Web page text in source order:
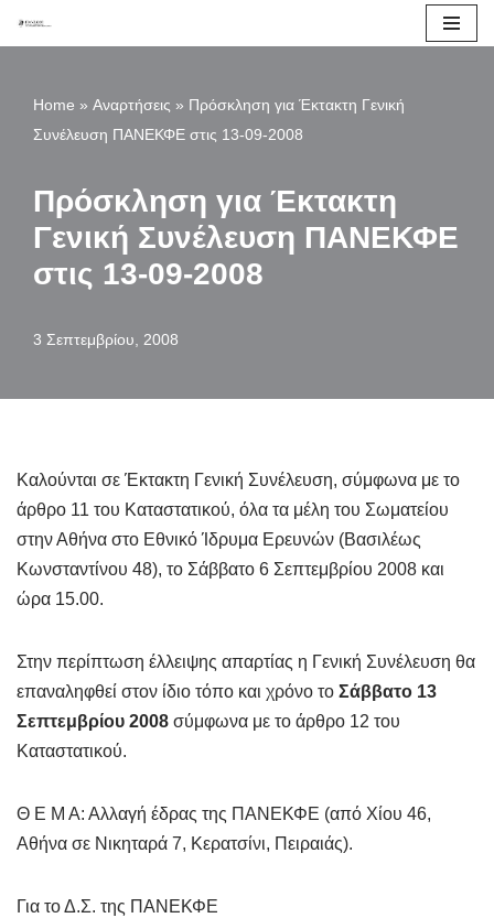
Home » Αναρτήσεις » Πρόσκληση για Έκτακτη Γενική
Συνέλευση ΠΑΝΕΚΦΕ στις 13-09-2008
Πρόσκληση για Έκτακτη
Γενική Συνέλευση ΠΑΝΕΚΦΕ
στις 13-09-2008
3 Σεπτεμβρίου, 2008
Καλούνται σε Έκτακτη Γενική Συνέλευση, σύμφωνα με το
άρθρο 11 του Καταστατικού, όλα τα μέλη του Σωματείου
στην Αθήνα στο Εθνικό Ίδρυμα Ερευνών (Βασιλέως
Κωνσταντίνου 48), το Σάββατο 6 Σεπτεμβρίου 2008 και
ώρα 15.00.
Στην περίπτωση έλλειψης απαρτίας η Γενική Συνέλευση θα
επαναληφθεί στον ίδιο τόπο και χρόνο το Σάββατο 13
Σεπτεμβρίου 2008 σύμφωνα με το άρθρο 12 του
Καταστατικού.
Θ Ε Μ Α: Αλλαγή έδρας της ΠΑΝΕΚΦΕ (από Χίου 46,
Αθήνα σε Νικηταρά 7, Κερατσίνι, Πειραιάς).
Για το Δ.Σ. της ΠΑΝΕΚΦΕ